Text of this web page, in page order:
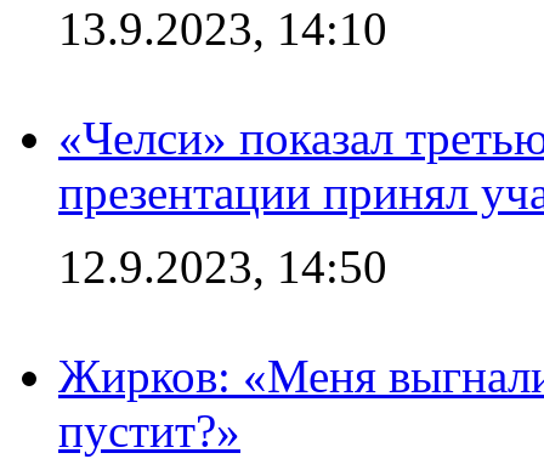
13.9.2023, 14:10
«Челси» показал
презентации принял
12.9.2023, 14:50
Жирков: «Меня
пустит?»